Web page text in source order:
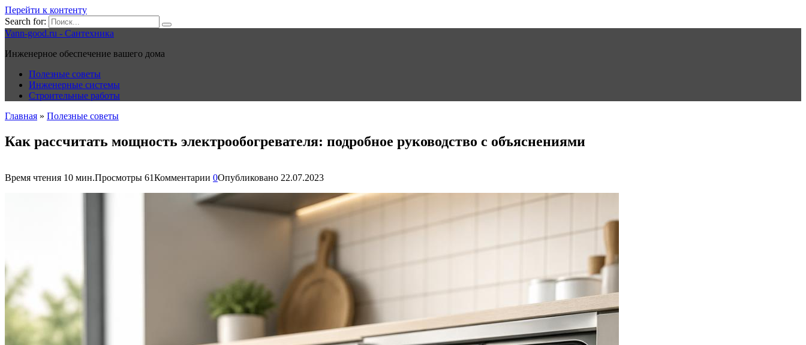
Перейти к контенту
Search for:
Vann-good.ru - Сантехника
Инженерное обеспечение вашего дома
Полезные советы
Инженерные системы
Строительные работы
Главная » Полезные советы
Как рассчитать мощность электрообогревателя: подробное руководство с объяснениями
Время чтения 10 мин.Просмотры 61Комментарии 0Опубликовано 22.07.2023